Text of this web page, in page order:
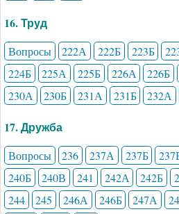
16. Труд
Вопросы 222А 222Б 223Б
224Б
225А 225Б 226А 226Б
230А
230Б 231А 231Б 232А
17. Дружба
Вопросы 236 237А 237Б
240Б
240В 241 242А 242Б
244
245 246А 246Б 247А